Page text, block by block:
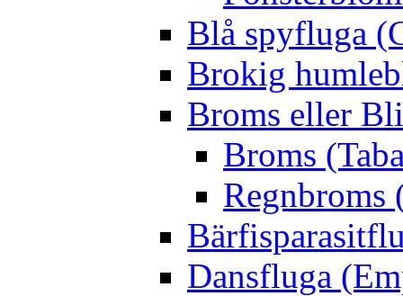
Blå spyfluga
Brokig
Broms eller
Broms
Regnbroms
Dansfluga